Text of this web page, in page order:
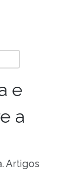
e
a
Artigos